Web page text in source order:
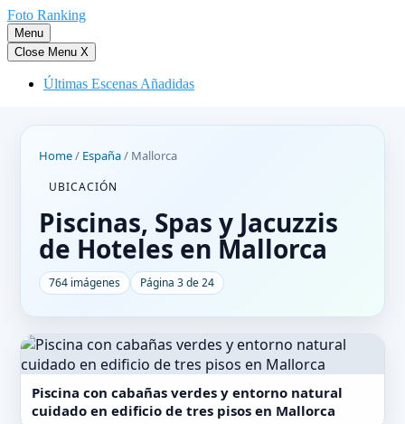
Saltar
al
contenido
Foto Ranking
Menu
Close Menu X
Últimas Escenas Añadidas
Home/ España/ Mallorca
UBICACIÓN
Piscinas, Spas y Jacuzzis
de Hoteles en Mallorca
764 imágenes Página 3 de 24
Piscina con cabañas verdes y entorno natural
cuidado en edificio de tres pisos en Mallorca